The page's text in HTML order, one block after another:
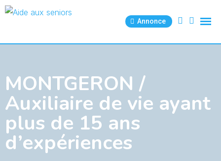
Skip
Annonce
MONTGERON /
Auxiliaire de vie ayant
plus de 15 ans
d’expériences